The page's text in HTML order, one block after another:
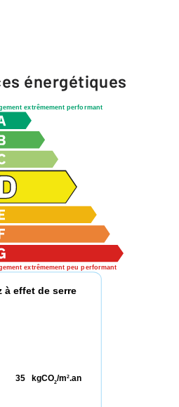
énergétiques
extrêmement performant
extrêmement peu performant
à effet de serre
kgCO2/m2.an
35